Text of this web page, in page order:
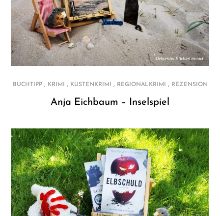
BUCHTIPP, KRIMI , KÜSTENKRIMI , REGIONALKRIMI , REZENSION
Anja Eichbaum – Inselspiel